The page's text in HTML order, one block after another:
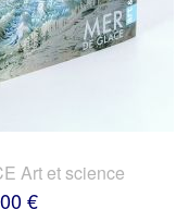
Art et science
€